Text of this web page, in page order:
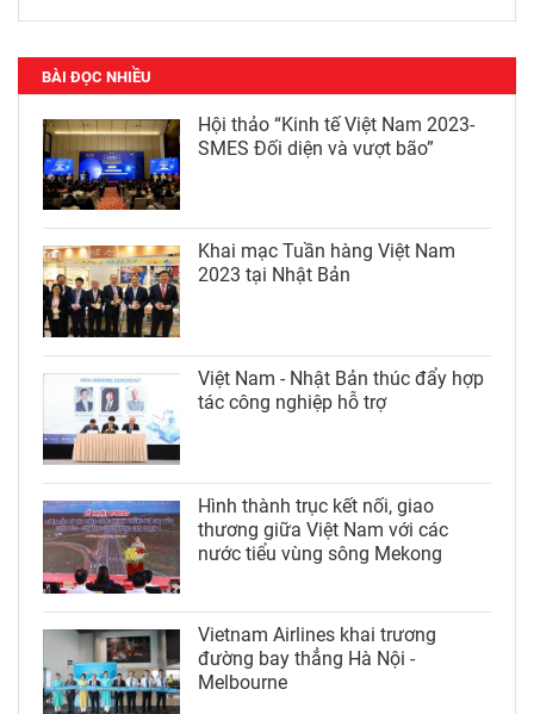
BÀI ĐỌC NHIỀU
Hội thảo “Kinh tế Việt Nam 2023-
SMES Đối diện và vượt bão”
Khai mạc Tuần hàng Việt Nam
2023 tại Nhật Bản
Việt Nam - Nhật Bản thúc đẩy hợp
tác công nghiệp hỗ trợ
Hình thành trục kết nối, giao
thương giữa Việt Nam với các
nước tiểu vùng sông Mekong
Vietnam Airlines khai trương
đường bay thẳng Hà Nội -
Melbourne